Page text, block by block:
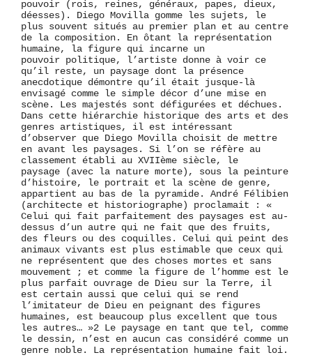
pouvoir (rois, reines, généraux, papes, dieux,
déesses). Diego Movilla gomme les sujets, le
plus souvent situés au premier plan et au centre
de la composition. En ôtant la représentation
humaine, la figure qui incarne un
pouvoir politique, l’artiste donne à voir ce
qu’il reste, un paysage dont la présence
anecdotique démontre qu’il était jusque-là
envisagé comme le simple décor d’une mise en
scène. Les majestés sont défigurées et déchues.
Dans cette hiérarchie historique des arts et des
genres artistiques, il est intéressant
d’observer que Diego Movilla choisit de mettre
en avant les paysages. Si l’on se réfère au
classement établi au XVIIème siècle, le
paysage (avec la nature morte), sous la peinture
d’histoire, le portrait et la scène de genre,
appartient au bas de la pyramide. André Félibien
(architecte et historiographe) proclamait : «
Celui qui fait parfaitement des paysages est au-
dessus d’un autre qui ne fait que des fruits,
des fleurs ou des coquilles. Celui qui peint des
animaux vivants est plus estimable que ceux qui
ne représentent que des choses mortes et sans
mouvement ; et comme la figure de l’homme est le
plus parfait ouvrage de Dieu sur la Terre, il
est certain aussi que celui qui se rend
l’imitateur de Dieu en peignant des figures
humaines, est beaucoup plus excellent que tous
les autres… »2 Le paysage en tant que tel, comme
le dessin, n’est en aucun cas considéré comme un
genre noble. La représentation humaine fait loi.